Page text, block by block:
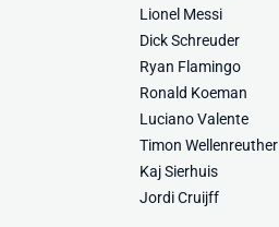
Lionel Messi
Dick Schreuder
Ryan Flamingo
Ronald Koeman
Luciano Valente
Timon Wellenreuther
Kaj Sierhuis
Jordi Cruijff